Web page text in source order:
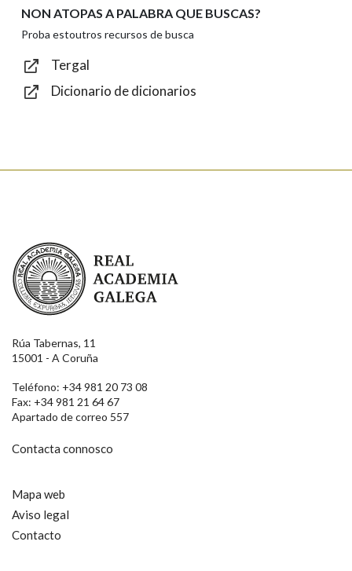
Texto de verificación
NON ATOPAS A PALABRA QUE BUSCAS?
Proba estoutros recursos de busca
Tergal
Dicionario de dicionarios
Real Academia Galega
Rúa Tabernas, 11
15001 - A Coruña
Teléfono: +34 981 20 73 08
Fax: +34 981 21 64 67
Apartado de correo 557
Contacta connosco
Mapa web
Aviso legal
Contacto